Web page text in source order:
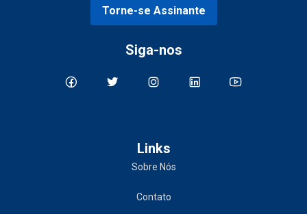
Torne-se Assinante
Siga-nos
Links
Sobre Nós
Contato